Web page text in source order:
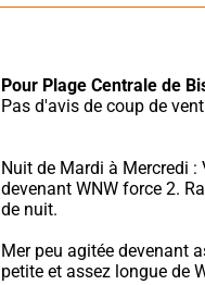
Pour Plage Centrale de
Pas d'avis de coup de
Nuit de Mardi à Mercredi :
devenant WNW force 2.
de nuit.
Mer peu agitée devenant
petite et assez longue de